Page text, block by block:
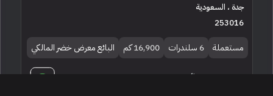
جدة ، السعودية
253016
مستعملة 6 سلندرات 16,900 كم البائع معرض خضر المالكي